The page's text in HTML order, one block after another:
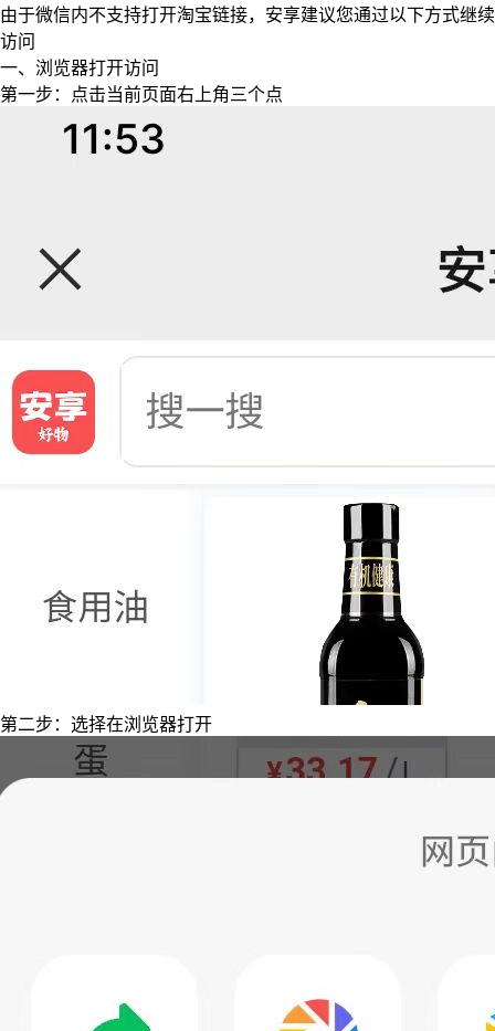
由于微信内不支持打开淘宝链接，安享建议您通过以下方式继续
访问
一、浏览器打开访问
第一步：点击当前页面右上角三个点
第二步：选择在浏览器打开